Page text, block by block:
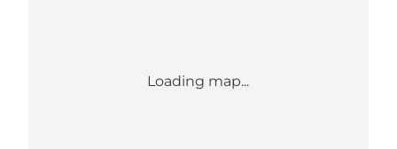
Loading map...